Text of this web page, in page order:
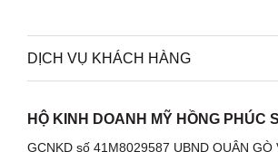
DỊCH VỤ KHÁCH HÀNG
HỘ KINH DOANH MỸ HỒNG PHÚC
GCNKD số 41M8029587 UBND QUẬN